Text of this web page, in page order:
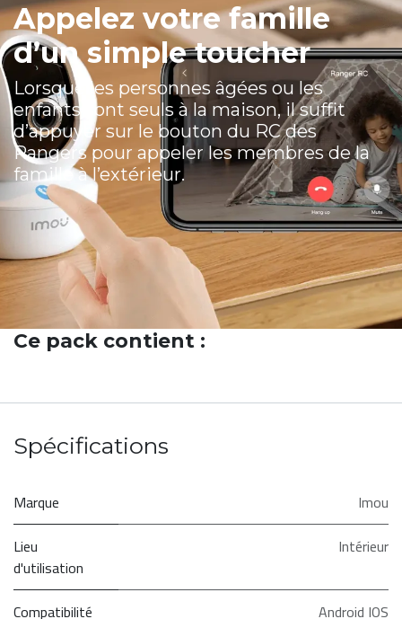
Appelez votre famille
d’un simple toucher
Lorsque les personnes âgées ou les
enfants sont seuls à la maison, il suffit
d’appuyer sur le bouton du RC des
Rangers pour appeler les membres de la
famille à l’extérieur.
Ce pack contient :
Spécifications
Marque
Imou
Lieu
d'utilisation
Intérieur
Compatibilité
Android IOS